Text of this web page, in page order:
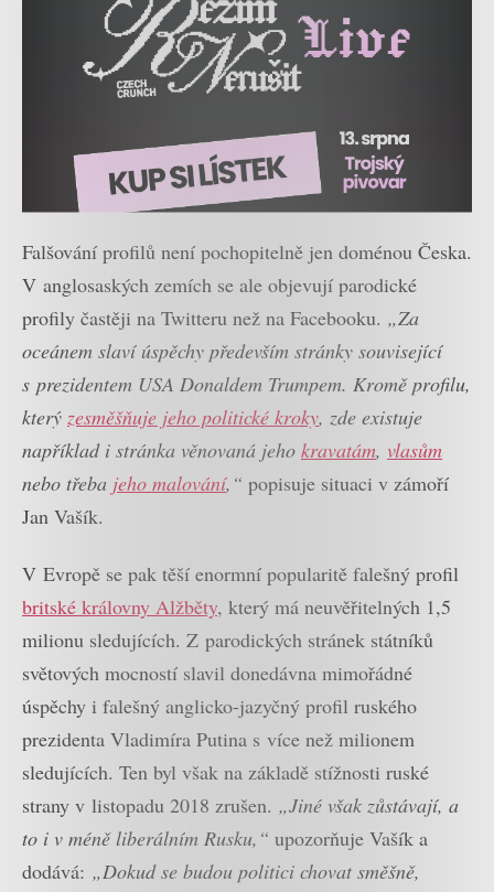
Falšování profilů není pochopitelně jen doménou Česka.
V anglosaských zemích se ale objevují parodické
profily častěji na Twitteru než na Facebooku. „Za
oceánem slaví úspěchy především stránky související
s prezidentem USA Donaldem Trumpem. Kromě profilu,
který zesměšňuje jeho politické kroky, zde existuje
například i stránka věnovaná jeho kravatám, vlasům
nebo třeba jeho malování,“ popisuje situaci v zámoří
Jan Vašík.
V Evropě se pak těší enormní popularitě falešný profil
britské královny Alžběty, který má neuvěřitelných 1,5
milionu sledujících. Z parodických stránek státníků
světových mocností slavil donedávna mimořádné
úspěchy i falešný anglicko-jazyčný profil ruského
prezidenta Vladimíra Putina s více než milionem
sledujících. Ten byl však na základě stížnosti ruské
strany v listopadu 2018 zrušen. „Jiné však zůstávají, a
to i v méně liberálním Rusku,“ upozorňuje Vašík a
dodává: „Dokud se budou politici chovat směšně,